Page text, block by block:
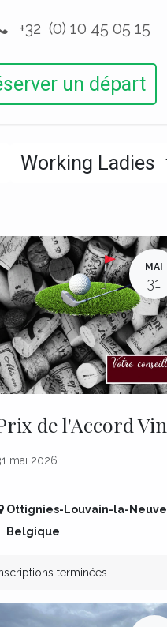
Devenir Membre
+32 (0) 10 45 05 15
un départ
Working Ladies
MAI
31
de l'Accord Vin
mai 2026
Ottignies-Louvain-la-Neuve
Belgique
terminées